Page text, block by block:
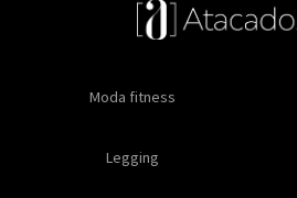
Especial natal
Feminino
Masculino
Moda masculina
Moda fitness
Legging
Oleos e cremes
Kits